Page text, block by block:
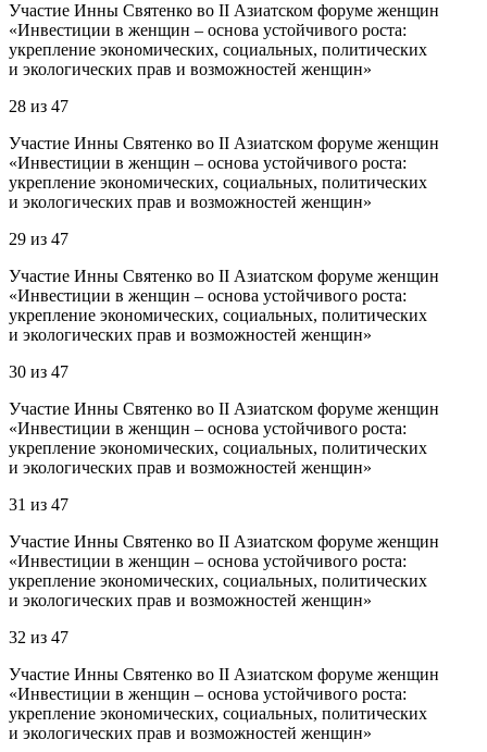
Участие Инны Святенко во II Азиатском форуме женщин
«Инвестиции в женщин – основа устойчивого роста:
укрепление экономических, социальных, политических
и экологических прав и возможностей женщин»
28 из 47
Участие Инны Святенко во II Азиатском форуме женщин
«Инвестиции в женщин – основа устойчивого роста:
укрепление экономических, социальных, политических
и экологических прав и возможностей женщин»
29 из 47
Участие Инны Святенко во II Азиатском форуме женщин
«Инвестиции в женщин – основа устойчивого роста:
укрепление экономических, социальных, политических
и экологических прав и возможностей женщин»
30 из 47
Участие Инны Святенко во II Азиатском форуме женщин
«Инвестиции в женщин – основа устойчивого роста:
укрепление экономических, социальных, политических
и экологических прав и возможностей женщин»
31 из 47
Участие Инны Святенко во II Азиатском форуме женщин
«Инвестиции в женщин – основа устойчивого роста:
укрепление экономических, социальных, политических
и экологических прав и возможностей женщин»
32 из 47
Участие Инны Святенко во II Азиатском форуме женщин
«Инвестиции в женщин – основа устойчивого роста:
укрепление экономических, социальных, политических
и экологических прав и возможностей женщин»